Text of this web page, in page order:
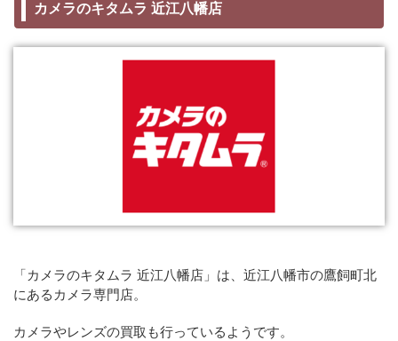
カメラのキタムラ 近江八幡店
「カメラのキタムラ 近江八幡店」は、近江八幡市の鷹飼町北
にあるカメラ専門店。
カメラやレンズの買取も行っているようです。